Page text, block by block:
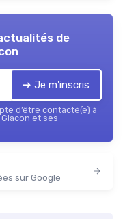
de
➔ Je m'inscris
d’être contacté(e) à
et ses
sur Google